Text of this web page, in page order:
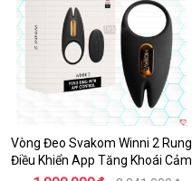
Vòng Đeo Svakom Winni 2 Rung
Điều Khiển App Tăng Khoái Cảm